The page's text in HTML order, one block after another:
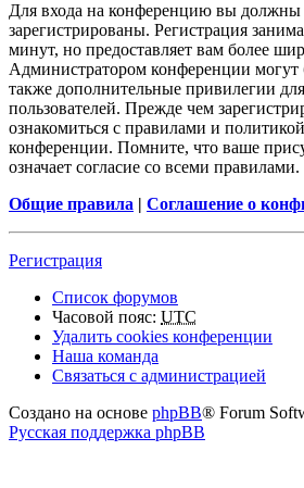
Для входа на конференцию вы должны
зарегистрированы. Регистрация
минут, но предоставляет вам более
Администратором конференции могут
также дополнительные привилегии
пользователей. Прежде чем
ознакомиться с правилами и
конференции. Помните, что ваше
означает согласие со всеми правилами.
Общие правила | Соглашение о
Регистрация
Список форумов
Часовой пояс: UTC
Удалить cookies конференции
Наша команда
Связаться с администрацией
Создано на основе phpBB® Forum
Русская поддержка phpBB